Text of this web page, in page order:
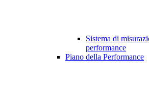
Sistema di
performance
Piano della Performance